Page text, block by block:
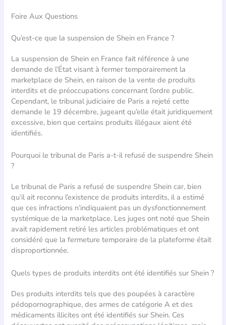
Foire Aux Questions
Qu’est-ce que la suspension de Shein en France ?
La suspension de Shein en France fait référence à une
demande de l’État visant à fermer temporairement la
marketplace de Shein, en raison de la vente de produits
interdits et de préoccupations concernant l’ordre public.
Cependant, le tribunal judiciaire de Paris a rejeté cette
demande le 19 décembre, jugeant qu’elle était juridiquement
excessive, bien que certains produits illégaux aient été
identifiés.
Pourquoi le tribunal de Paris a-t-il refusé de suspendre Shein
?
Le tribunal de Paris a refusé de suspendre Shein car, bien
qu’il ait reconnu l’existence de produits interdits, il a estimé
que ces infractions n’indiquaient pas un dysfonctionnement
systémique de la marketplace. Les juges ont noté que Shein
avait rapidement retiré les articles problématiques et ont
considéré que la fermeture temporaire de la plateforme était
disproportionnée.
Quels types de produits interdits ont été identifiés sur Shein ?
Des produits interdits tels que des poupées à caractère
pédopornographique, des armes de catégorie A et des
médicaments illicites ont été identifiés sur Shein. Ces